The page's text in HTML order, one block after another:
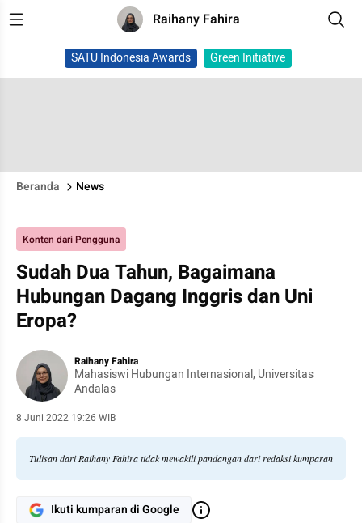
Raihany Fahira
SATU Indonesia Awards Green Initiative
Beranda News
Konten dari Pengguna
Sudah Dua Tahun, Bagaimana
Hubungan Dagang Inggris dan Uni
Eropa?
Raihany Fahira
Mahasiswi Hubungan Internasional, Universitas
Andalas
8 Juni 2022 19:26 WIB
Tulisan dari Raihany Fahira tidak mewakili pandangan dari redaksi kumparan
Ikuti kumparan di Google